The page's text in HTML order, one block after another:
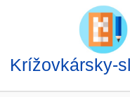
Krížovkársky-